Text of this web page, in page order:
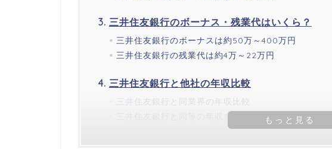
三井住友銀行のボーナス・残業代はいくら？
三井住友銀行のボーナスは約50万～400万円
三井住友銀行の残業代は約4万～22万円
三井住友銀行と他社の年収比較
三井住友銀行と同業界の年収比較
三井住友銀行と同等の年収を稼げる企業一覧